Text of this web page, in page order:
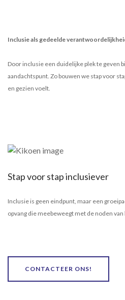
Inclusie als gedeelde
Door inclusie een duidelijke plek te geven
aandachtspunt. Zo bouwen we stap voor
en gezien voelt.
Stap voor stap inclusiever
Inclusie is geen eindpunt, maar een
opvang die meebeweegt met de noden
CONTACTEER ONS!